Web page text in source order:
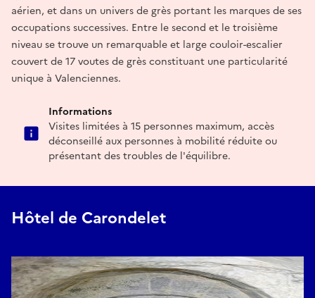
aérien, et dans un univers de grès portant les marques de ses
occupations successives. Entre le second et le troisième
niveau se trouve un remarquable et large couloir-escalier
couvert de 17 voutes de grès constituant une particularité
unique à Valenciennes.
Informations
Visites limitées à 15 personnes maximum, accès
déconseillé aux personnes à mobilité réduite ou
présentant des troubles de l'équilibre.
Hôtel de Carondelet